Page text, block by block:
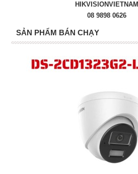
HIKVISIONVIETNAM
08 9898 0626
SẢN PHẨM BÁN CHẠY